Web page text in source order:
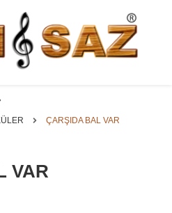
/ SATIŞ
ELEKTRO ||
İMALAT /
Divan, Çöğür, Cura, Solak, Dede,
özel imalat bağlamalar
ÇARŞIDA BAL VAR
VAR